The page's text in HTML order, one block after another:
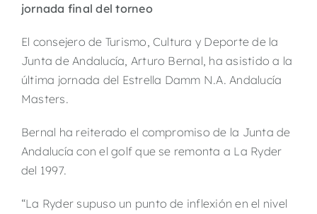
jornada final del torneo
El consejero de Turismo, Cultura y Deporte de la
Junta de Andalucía, Arturo Bernal, ha asistido a la
última jornada del Estrella Damm N.A. Andalucía
Masters.
Bernal ha reiterado el compromiso de la Junta de
Andalucía con el golf que se remonta a La Ryder
del 1997.
“La Ryder supuso un punto de inflexión en el nivel